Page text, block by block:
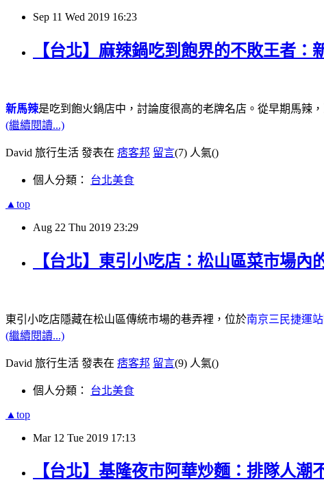
Sep 11 Wed 2019 16:23
【台北】麻辣鍋吃到飽界的不敗王者
新馬辣是吃到飽火鍋店中，討論度很高的老牌名店。從早期馬辣
(繼續閱讀...)
David 旅行生活 發表在 痞客邦 留言(7) 人氣()
個人分類： 台北美食
▲top
Aug 22 Thu 2019 23:29
【台北】東引小吃店：松山區菜市場內
東引小吃店隱藏在松山區傳統市場的巷弄裡，位於南京三民捷運站
(繼續閱讀...)
David 旅行生活 發表在 痞客邦 留言(9) 人氣()
個人分類： 台北美食
▲top
Mar 12 Tue 2019 17:13
【台北】基隆夜市阿華炒麵：排隊人潮